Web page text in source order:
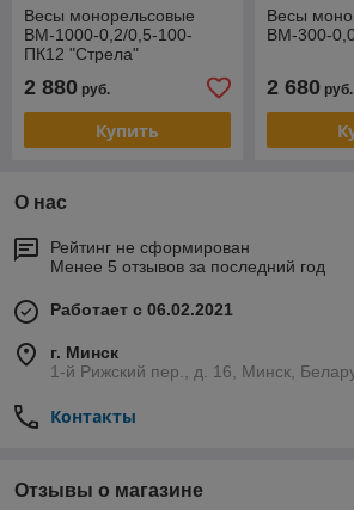
Весы монорельсовые
ВМ-1000-0,2/0,5-100-
ПК12 "Стрела"
2 880 руб.
Купить
Весы
ВМ-300-
2 680руб.
О нас
Рейтинг не сформирован
Менее 5 отзывов за последний год
Работает с 06.02.2021
г. Минск
1-й Рижский пер., д. 16, Минск,
Контакты
Отзывы о магазине